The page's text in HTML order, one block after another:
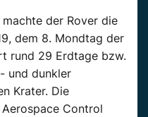
der Rover die
dem 8. Mondtag der
rund 29 Erdtage bzw.
und dunkler
Krater. Die
Control